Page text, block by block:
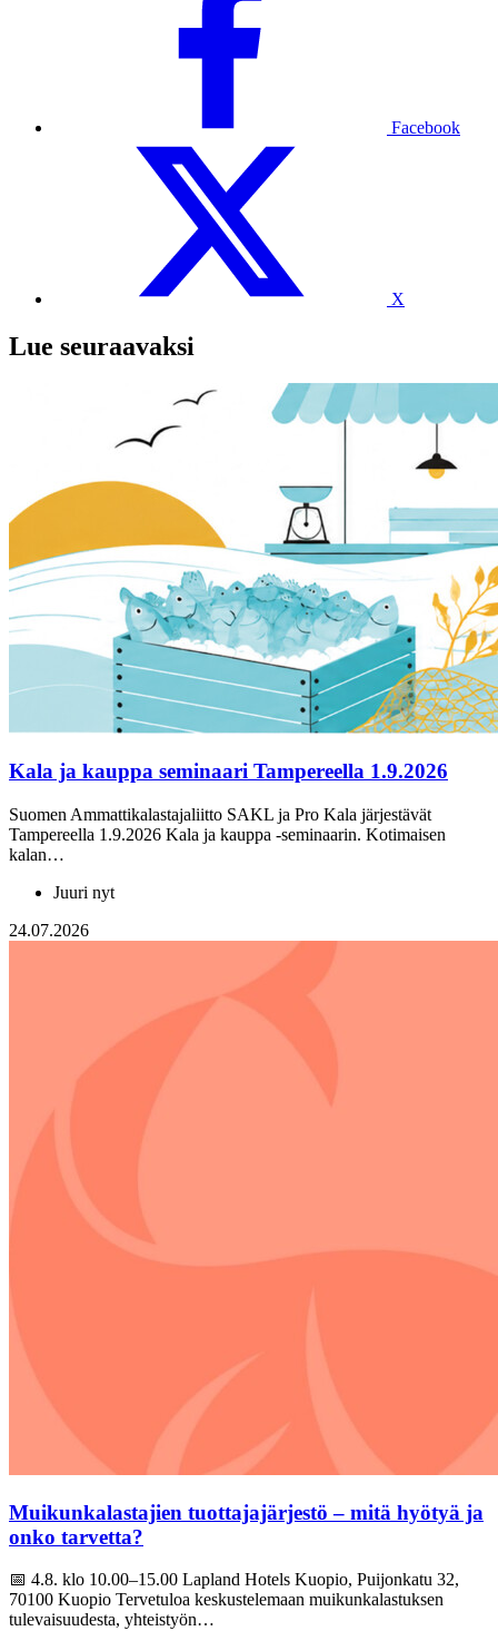
Facebook
X
Lue seuraavaksi
Kala ja kauppa seminaari Tampereella 1.9.2026
Suomen Ammattikalastajaliitto SAKL ja Pro Kala järjestävät
Tampereella 1.9.2026 Kala ja kauppa -seminaarin. Kotimaisen
kalan…
Juuri nyt
24.07.2026
Muikunkalastajien tuottajajärjestö – mitä hyötyä ja
onko tarvetta?
📅 4.8. klo 10.00–15.00 Lapland Hotels Kuopio, Puijonkatu 32,
70100 Kuopio Tervetuloa keskustelemaan muikunkalastuksen
tulevaisuudesta, yhteistyön…